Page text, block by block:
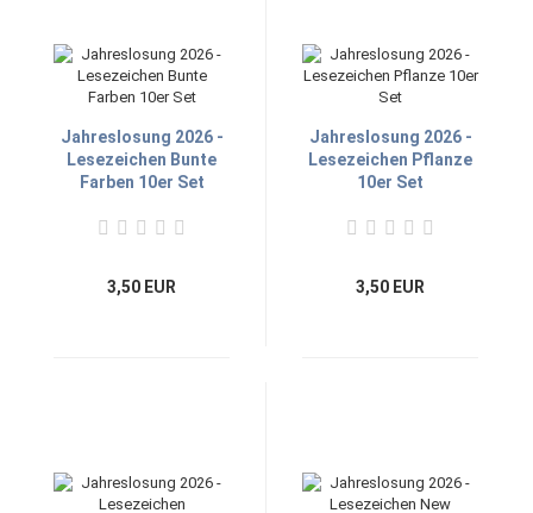
Jahreslosung 2026 -
Lesezeichen Bunte
Farben 10er Set
3,50 EUR
Jahreslosung 2026 -
Lesezeichen Pflanze
10er Set
3,50 EUR